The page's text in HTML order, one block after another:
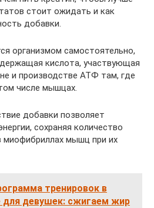
стоит ожидать и как
добавки.
организмом самостоятельно,
кислота, участвующая
и производстве АТФ там, где
числе мышцах.
добавки позволяет
сохраняя количество
мышц при их
тренировок в
для девушек: сжигаем жир